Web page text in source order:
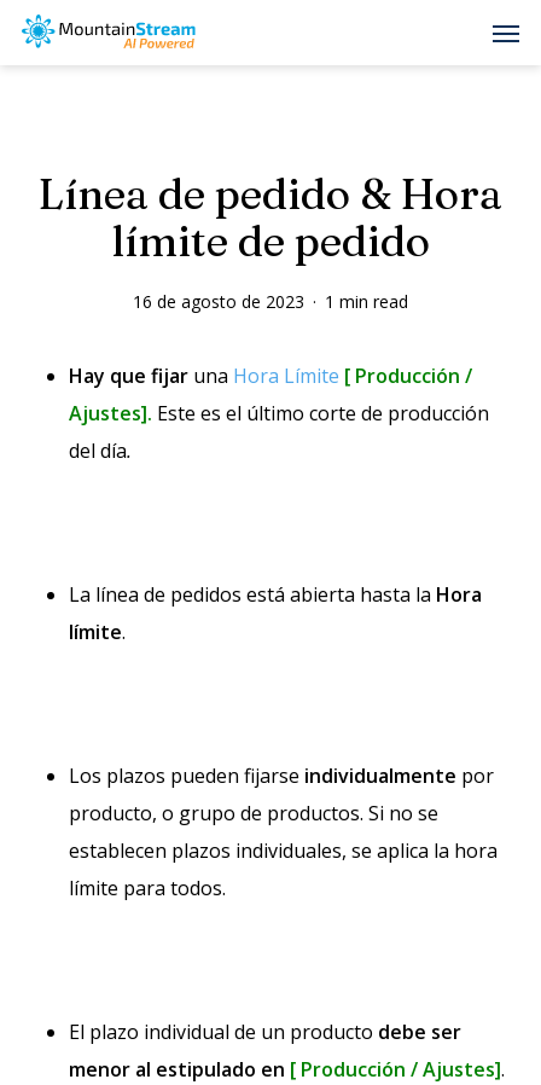
Skip
Línea de pedido & Hora
límite de pedido
16 de agosto de 2023 1 min read
Hay que fijaruna Hora Límite [ Producción /
Ajustes]. Este es el último corte de producción
del día.
La línea de pedidos está abierta hasta la Hora
límite.
Los plazos pueden fijarse individualmente por
producto, o grupo de productos. Si no se
establecen plazos individuales, se aplica la hora
límite para todos.
El plazo individual de un producto debe ser
menor al estipulado en [ Producción / Ajustes].